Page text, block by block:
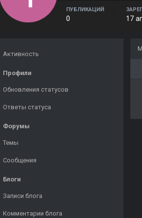
ПУБЛИКАЦИЙ
0 17
Активность
Профили
Обновления статусов
Ответы статуса
Форумы
Темы
Сообщения
Блоги
Записи блога
Комментарии блога